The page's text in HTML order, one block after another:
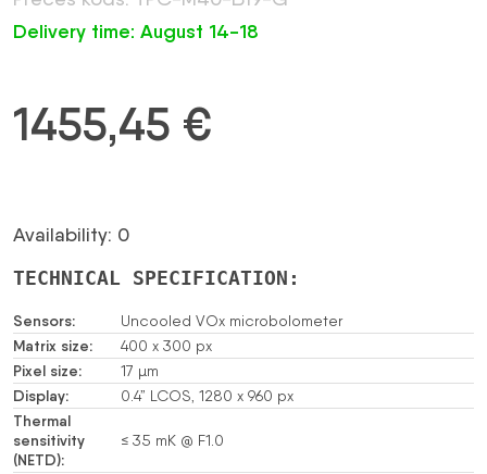
Delivery time: August 14-18
1455,45 €
Availability: 0
TECHNICAL SPECIFICATION:
Sensors: Uncooled VOx microbolometer
Matrix size: 400 x 300 px
Pixel size: 17 µm
Display: 0.4” LCOS, 1280 x 960 px
Thermal
sensitivity
(NETD):
≤ 35 mK @ F1.0